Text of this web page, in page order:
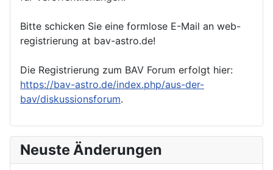
Bitte schicken Sie eine formlose E-Mail an web-
registrierung at bav-astro.de!
Die Registrierung zum BAV Forum erfolgt hier:
https://bav-astro.de/index.php/aus-der-
bav/diskussionsforum.
Neuste Änderungen